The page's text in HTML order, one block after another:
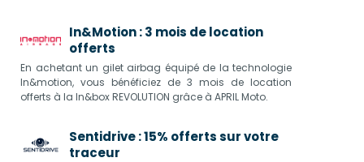
In&Motion : 3 mois de location
offerts
En achetant un gilet airbag équipé de la technologie
In&motion, vous bénéficiez de 3 mois de location
offerts à la In&box REVOLUTION grâce à APRIL Moto.
Sentidrive : 15% offerts sur votre
traceur